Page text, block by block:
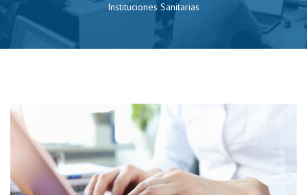
Instituciones Sanitarias